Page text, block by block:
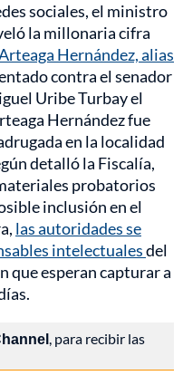
sociales, el ministro
la millonaria cifra
Hernández, alias
contra el senador
Uribe Turbay el
Hernández fue
en la localidad
detalló la Fiscalía,
probatorios
inclusión en el
las autoridades se
intelectualesdel
que esperan capturar a
, para recibir las